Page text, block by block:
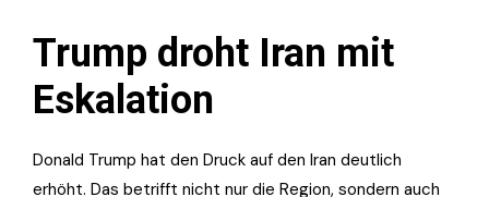
Trump droht Iran mit
Eskalation
Donald Trump hat den Druck auf den Iran deutlich
erhöht. Das betrifft nicht nur die Region, sondern auch